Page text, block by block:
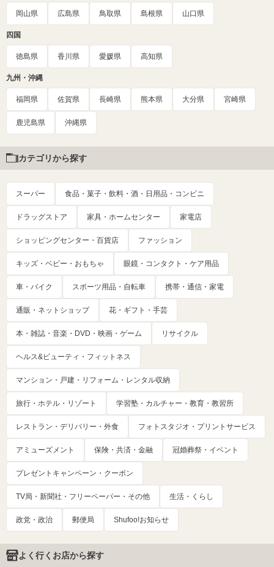
岡山県 広島県 鳥取県 島根県 山口県
四国
徳島県 香川県 愛媛県 高知県
九州・沖縄
福岡県 佐賀県 長崎県 熊本県 大分県 宮崎県
鹿児島県 沖縄県
カテゴリから探す
スーパー 食品・菓子・飲料・酒・日用品・コンビニ
ドラッグストア 家具・ホームセンター 家電店
ショッピングセンター・百貨店 ファッション
キッズ・ベビー・おもちゃ 眼鏡・コンタクト・ケア用品
車・バイク スポーツ用品・自転車 携帯・通信・家電
通販・ネットショップ 花・ギフト・手芸
本・雑誌・音楽・DVD・映画・ゲーム リサイクル
ヘルス&ビューティ・フィットネス
マンション・戸建・リフォーム・レンタル収納
旅行・ホテル・リゾート 学習塾・カルチャー・教育・教習所
レストラン・デリバリー・外食 フォトスタジオ・プリントサービス
アミューズメント 保険・共済・金融 冠婚葬祭・イベント
プレゼントキャンペーン・クーポン
TV局・新聞社・フリーペーパー・その他 生活・くらし
政党・政治 郵便局 Shufoo!お知らせ
よく行くお店から探す